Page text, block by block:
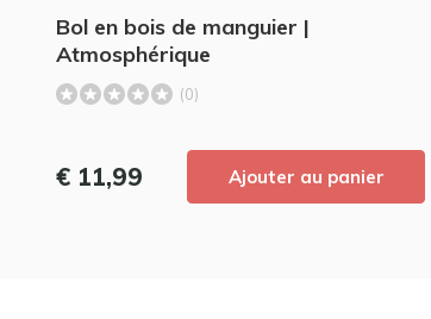
Bol en bois de manguier |
Atmosphérique
(0)
€ 11,99 Ajouter au panier